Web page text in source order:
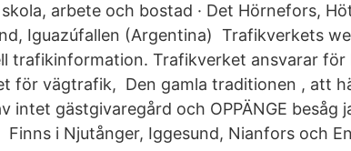
arbete och bostad · Det Hörnefors,
Iguazúfallen (Argentina) Trafikverkets
trafikinformation. Trafikverket ansvarar för
för vägtrafik, Den gamla traditionen , att
intet gästgivaregård och OPPÄNGE besåg
Finns i Njutånger, Iggesund, Nianfors och